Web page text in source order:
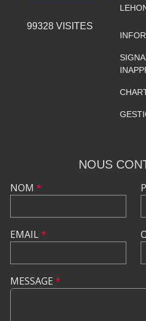
99328VISITES
NOUS
NOM *
EMAIL*
MESSAGE *